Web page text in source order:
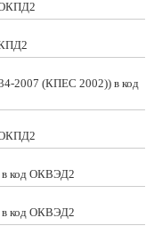
ОКПД2
2007 (КПЕС 2002)) в код
ОКПД2
в код ОКВЭД2
в код ОКВЭД2